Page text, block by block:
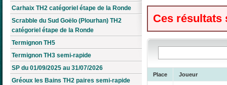
Carhaix TH2 catégoriel étape de la Ronde
Scrabble du Sud Goëlo (Plourhan) TH2
catégoriel étape de la Ronde
Termignon TH5
Termignon TH3 semi-rapide
SP du 01/09/2025 au 31/07/2026
Gréoux les Bains TH2 paires semi-rapide
Ces résultats
Place Joueur